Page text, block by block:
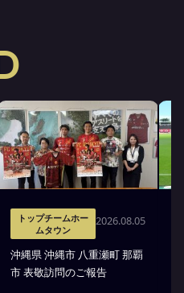
トップチームホー
ムタウン
2026.08.05
沖縄県 沖縄市 八重瀬町 那覇
市 表敬訪問のご報告